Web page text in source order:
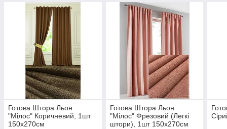
Готова Штора Льон
"Мілос" Коричневий, 1шт
150х270см
Готова Штора Льон
"Мілос" Фрезовий (Легкі
штори), 1шт 150х270см